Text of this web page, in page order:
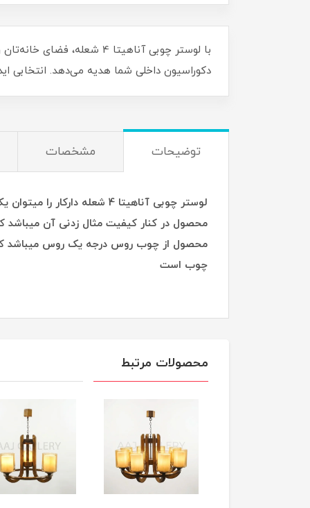
با لوستر چوبی آناهیتا
دکوراسیون داخلی شما هدیه می‌دهد. انتخابی
توضیحات مشخصات
لوستر چوبی آناهیتا 4
محصول در کنار کیفیت مثال زدنی آن
محصول از چوب روس درجه یک روس میباشد که
چوب است
محصولات مرتبط